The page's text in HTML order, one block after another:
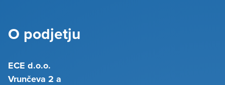
O podjetju
ECE d.o.o.
Vrunčeva 2 a